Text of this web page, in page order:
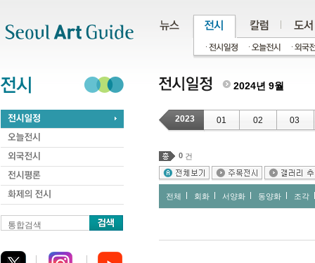
통합검색
2024년 9월
2023 01 02 03
0 건
전체 회화 서양화 동양화 조각